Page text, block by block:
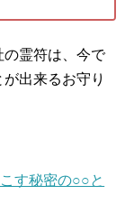
霊符は、今で
出来るお守り
す秘密の○○と